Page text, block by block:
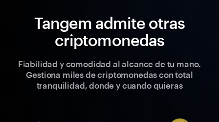
Tangem admite otras
criptomonedas
Fiabilidad y comodidad al alcance de tu mano.
Gestiona miles de criptomonedas con total
tranquilidad, donde y cuando quieras